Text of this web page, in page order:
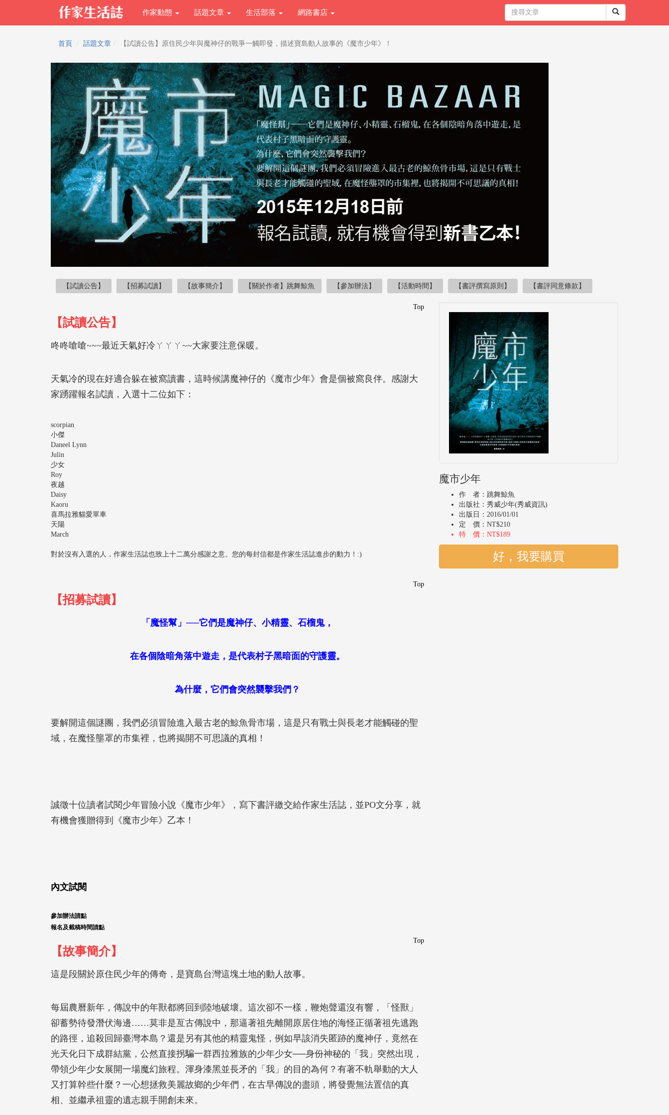
作家動態 話題文章 生活部落 網路書店
首頁 話題文章 【試讀公告】原住民少年與魔神仔的戰爭一觸即發，描述寶島動人故事的《魔市少年》！
【試讀公告】 【招募試讀】 【故事簡介】 【關於作者】跳舞鯨魚 【參加辦法】 【活動時間】 【書評撰寫原則】 【書評同意條款】
Top
【試讀公告】
咚咚嗆嗆~~~最近天氣好冷ㄚㄚㄚ~~大家要注意保暖。
天氣冷的現在好適合躲在被窩讀書，這時候講魔神仔的《魔市少年》會是個被窩良伴。感謝大
家踴躍報名試讀，入選十二位如下：
scorpian
小傑
Daneel Lynn
Julin
少女
Roy
夜越
Daisy
Kaoru
喜馬拉雅貓愛單車
天陽
March
對於沒有入選的人，作家生活誌也致上十二萬分感謝之意。您的每封信都是作家生活誌進步的動力！:)
Top
【招募試讀】
「魔怪幫」──它們是魔神仔、小精靈、石榴鬼，
在各個陰暗角落中遊走，是代表村子黑暗面的守護靈。
為什麼，它們會突然襲擊我們？
要解開這個謎團，我們必須冒險進入最古老的鯨魚骨市場，這是只有戰士與長老才能觸碰的聖
域，在魔怪壟罩的市集裡，也將揭開不可思議的真相！
誠徵十位讀者試閱少年冒險小說《魔市少年》，寫下書評繳交給作家生活誌，並PO文分享，就
有機會獲贈得到《魔市少年》乙本！
內文試閱
參加辦法請點
報名及截稿時間請點
Top
【故事簡介】
這是段關於原住民少年的傳奇，是寶島台灣這塊土地的動人故事。
每屆農曆新年，傳說中的年獸都將回到陸地破壞。這次卻不一樣，鞭炮聲還沒有響，「怪獸」
卻蓄勢待發潛伏海邊……莫非是亙古傳說中，那逼著祖先離開原居住地的海怪正循著祖先逃跑
的路徑，追殺回歸臺灣本島？還是另有其他的精靈鬼怪，例如早該消失匿跡的魔神仔，竟然在
光天化日下成群結黨，公然直接拐騙一群西拉雅族的少年少女──身份神秘的「我」突然出現，
帶領少年少女展開一場魔幻旅程。渾身漆黑並長矛的「我」的目的為何？有著不軌舉動的大人
又打算幹些什麼？一心想拯救美麗故鄉的少年們，在古早傳說的盡頭，將發覺無法置信的真
相、並繼承祖靈的遺志親手開創未來。
魔市少年
作 者：跳舞鯨魚
出版社：秀威少年(秀威資訊)
出版日：2016/01/01
定 價：NT$210
特 價：NT$189
好，我要購買